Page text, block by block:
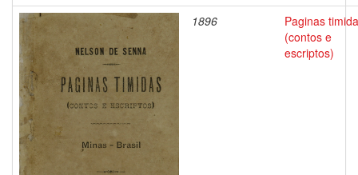
1896
Paginas
(contos e
escriptos)